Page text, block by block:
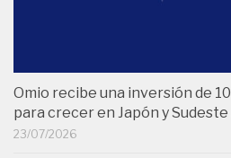
Omio recibe una inversión de
para crecer en Japón y
23/07/2026